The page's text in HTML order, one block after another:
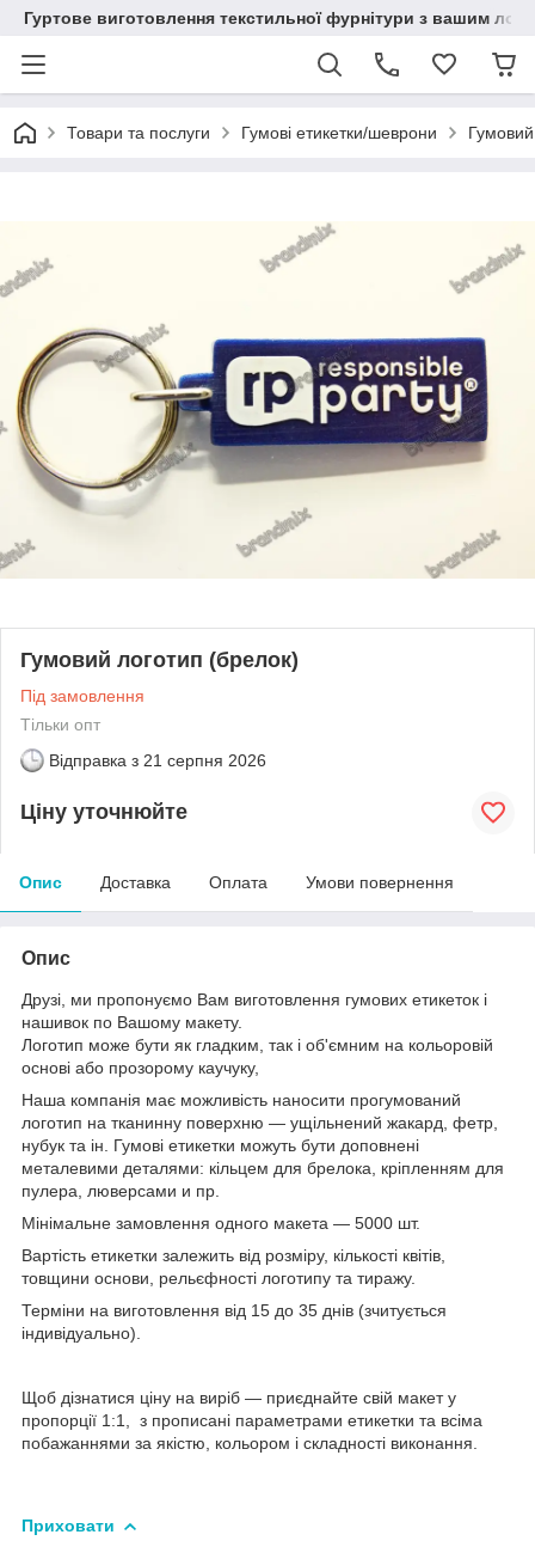
Гуртове виготовлення текстильної фурнітури з вашим
Товари та послуги Гумові етикетки/шеврони
Гумовий логотип (брелок)
Під замовлення
Тільки опт
Відправка з 21 серпня 2026
Ціну уточнюйте
Опис Доставка Оплата Умови повернення
Опис
Друзі, ми пропонуємо Вам виготовлення гумових етикеток і
нашивок по Вашому макету.
Логотип може бути як гладким, так і об'ємним на кольоровій
основі або прозорому каучуку,
Наша компанія має можливість наносити прогумований
логотип на тканинну поверхню — ущільнений жакард, фетр,
нубук та ін. Гумові етикетки можуть бути доповнені
металевими деталями: кільцем для брелока, кріпленням для
пулера, люверсами и пр.
Мінімальне замовлення одного макета — 5000 шт.
Вартість етикетки залежить від розміру, кількості квітів,
товщини основи, рельєфності логотипу та тиражу.
Терміни на виготовлення від 15 до 35 днів (зчитується
індивідуально).
Щоб дізнатися ціну на виріб — приєднайте свій макет у
пропорції 1:1, з прописані параметрами етикетки та всіма
побажаннями за якістю, кольором і складності виконання.
Приховати